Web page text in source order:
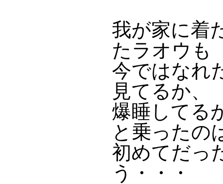
我が家に着
たラオウも
今ではなれ
見てるか、
爆睡してる
と乗ったの
初めてだっ
う・・・